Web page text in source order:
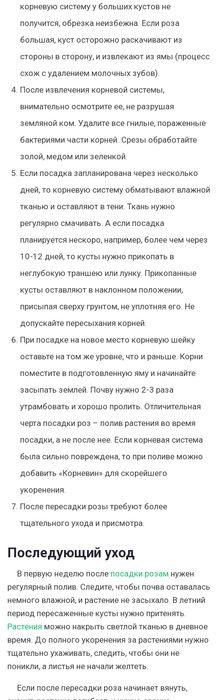
корневую систему у больших кустов не
получится, обрезка неизбежна. Если роза
большая, куст осторожно раскачивают из
стороны в сторону, и извлекают из ямы (процесс
схож с удалением молочных зубов).
После извлечения корневой системы,
внимательно осмотрите ее, не разрушая
земляной ком. Удалите все гнилые, пораженные
бактериями части корней. Срезы обработайте
золой, медом или зеленкой.
Если посадка запланирована через несколько
дней, то корневую систему обматывают влажной
тканью и оставляют в тени. Ткань нужно
регулярно смачивать. А если посадка
планируется нескоро, например, более чем через
10-12 дней, то кусты нужно прикопать в
неглубокую траншею или лунку. Прикопанные
кусты оставляют в наклонном положении,
присыпая сверху грунтом, не уплотняя его. Не
допускайте пересыхания корней.
При посадке на новое место корневую шейку
оставьте на том же уровне, что и раньше. Корни
поместите в подготовленную яму и начинайте
засыпать землей. Почву нужно 2-3 раза
утрамбовать и хорошо пролить. Отличительная
черта посадки роз – полив растения во время
посадки, а не после нее. Если корневая система
была сильно повреждена, то при поливе можно
добавить «Корневин» для скорейшего
укоренения.
После пересадки розы требуют более
тщательного ухода и присмотра.
Последующий уход
В первую неделю после посадки розам нужен
регулярный полив. Следите, чтобы почва оставалась
немного влажной, и растение не засыхало. В летний
период пересаженные кусты нужно притенять.
Растения можно накрыть светлой тканью в дневное
время. До полного укоренения за растениями нужно
тщательно ухаживать, следить, чтобы они не
поникли, а листья не начали желтеть.
Если после пересадки роза начинает вянуть,